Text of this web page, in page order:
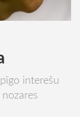
interešu